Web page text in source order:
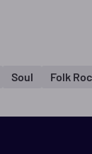
Soul Folk